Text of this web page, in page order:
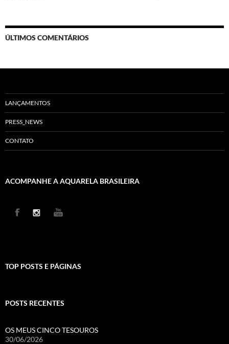
ÚLTIMOS COMENTÁRIOS
LANÇAMENTOS
PRESS_NEWS
CONTATO
ACOMPANHE A AQUARELA BRASILEIRA
TOP POSTS E PÁGINAS
POSTS RECENTES
OS MEUS CINCO TESOUROS
30/06/2026